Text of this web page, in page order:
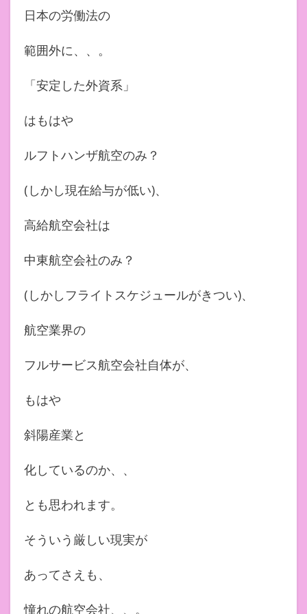
日本の労働法の
範囲外に、、。
「安定した外資系」
はもはや
ルフトハンザ航空のみ？
(しかし現在給与が低い)、
高給航空会社は
中東航空会社のみ？
(しかしフライトスケジュールがきつい)、
航空業界の
フルサービス航空会社自体が、
もはや
斜陽産業と
化しているのか、、
とも思われます。
そういう厳しい現実が
あってさえも、
憧れの航空会社、、。